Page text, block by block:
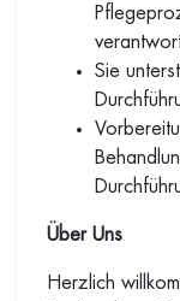
Sie
Über Uns
Herzlich